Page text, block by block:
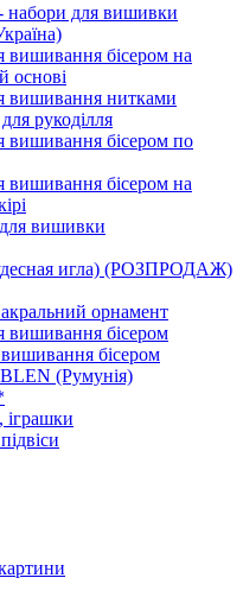
набори для вишивки
вишивання бісером на
основі
вишивання нитками
рукоділля
вишивання бісером по
вишивання бісером на
вишивки
игла) (РОЗПРОДАЖ)
орнамент
вишивання бісером
бісером
(Румунія)
іграшки